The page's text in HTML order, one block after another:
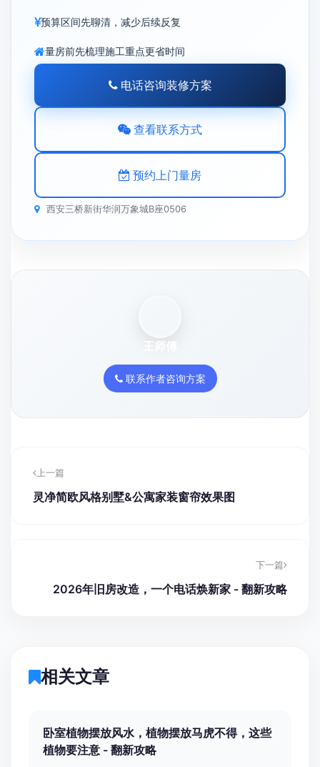
预算区间先聊清，减少后续反复
量房前先梳理施工重点更省时间
电话咨询装修方案
查看联系方式
预约上门量房
西安三桥新街华润万象城B座0506
王师傅
联系作者咨询方案
上一篇
灵净简欧风格别墅&公寓家装窗帘效果图
下一篇
2026年旧房改造，一个电话焕新家 - 翻新攻略
相关文章
卧室植物摆放风水，植物摆放马虎不得，这些
植物要注意 - 翻新攻略